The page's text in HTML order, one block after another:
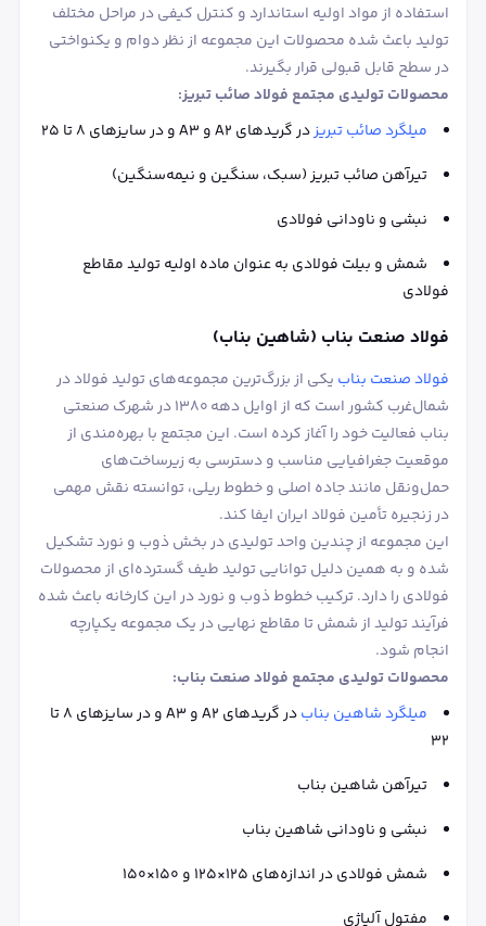
استفاده از مواد اولیه استاندارد و کنترل کیفی در مراحل مختلف
تولید باعث شده محصولات این مجموعه از نظر دوام و یکنواختی
در سطح قابل قبولی قرار بگیرند.
محصولات تولیدی مجتمع فولاد صائب تبریز:
میلگرد صائب تبریزدر گریدهای A2 و A3 و در سایزهای ۸ تا ۲۵
تیرآهن صائب تبریز (سبک، سنگین و نیمه‌سنگین)
نبشی و ناودانی فولادی
شمش و بیلت فولادی به عنوان ماده اولیه تولید مقاطع
فولادی
فولاد صنعت بناب (شاهین بناب)
فولاد صنعت بناب یکی از بزرگ‌ترین مجموعه‌های تولید فولاد در
شمال‌غرب کشور است که از اوایل دهه ۱۳۸۰ در شهرک صنعتی
بناب فعالیت خود را آغاز کرده است. این مجتمع با بهره‌مندی از
موقعیت جغرافیایی مناسب و دسترسی به زیرساخت‌های
حمل‌ونقل مانند جاده اصلی و خطوط ریلی، توانسته نقش مهمی
در زنجیره تأمین فولاد ایران ایفا کند.
این مجموعه از چندین واحد تولیدی در بخش ذوب و نورد تشکیل
شده و به همین دلیل توانایی تولید طیف گسترده‌ای از محصولات
فولادی را دارد. ترکیب خطوط ذوب و نورد در این کارخانه باعث شده
فرآیند تولید از شمش تا مقاطع نهایی در یک مجموعه یکپارچه
انجام شود.
محصولات تولیدی مجتمع فولاد صنعت بناب:
میلگرد شاهین بناب
در گریدهای A2 و A3 و در سایزهای ۸ تا
۳۲
تیرآهن شاهین بناب
نبشی و ناودانی شاهین بناب
شمش فولادی در اندازه‌های ۱۲۵×۱۲۵ و ۱۵۰×۱۵۰
مفتول آلیاژی